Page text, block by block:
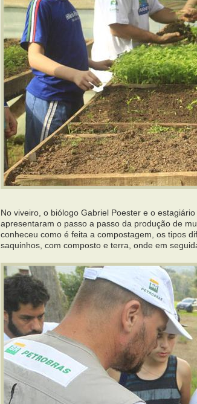
No viveiro, o biólogo Gabriel Poester e o
apresentaram o passo a passo da produção de
conheceu como é feita a compostagem, os tipos
saquinhos, com composto e terra, onde em